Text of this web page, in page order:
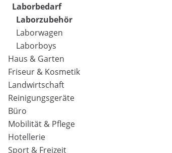
Laborbedarf
Laborzubehör
Laborwagen
Laborboys
Haus & Garten
Friseur & Kosmetik
Landwirtschaft
Reinigungsgeräte
Büro
Mobilität & Pflege
Hotellerie
Sport & Freizeit